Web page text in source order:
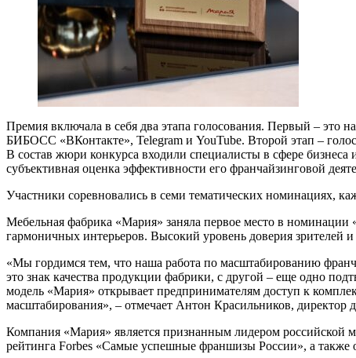
Премия включала в себя два этапа голосования. Первый – это
БИБОСС «ВКонтакте», Telegram и YouTube. Второй этап –
В состав жюри конкурса входили специалисты в сфере
субъективная оценка эффективности его франчайзинговой
Участники соревновались в семи тематических номинациях,
Мебельная фабрика «Мария» заняла первое место в
гармоничных интерьеров. Высокий уровень доверия зрителей
«Мы гордимся тем, что наша работа по масштабированию
это знак качества продукции фабрики, с другой – еще одно
модель «Мария» открывает предпринимателям доступ к
масштабирования», – отмечает Антон Красильников,
Компания «Мария» является признанным лидером российской
рейтинга Forbes «Самые успешные франшизы России», а также